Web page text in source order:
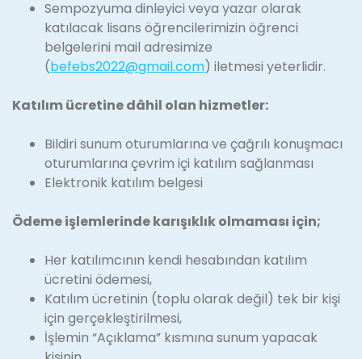
Sempozyuma dinleyici veya yazar olarak
katılacak lisans öğrencilerimizin öğrenci
belgelerini mail adresimize
(befebs2022@gmail.com) iletmesi yeterlidir.
Katılım ücretine dâhil olan hizmetler:
Bildiri sunum oturumlarına ve çağrılı konuşmacı
oturumlarına çevrim içi katılım sağlanması
Elektronik katılım belgesi
Ödeme işlemlerinde karışıklık olmaması için;
Her katılımcının kendi hesabından katılım
ücretini ödemesi,
Katılım ücretinin (toplu olarak değil) tek bir kişi
için gerçekleştirilmesi,
İşlemin “Açıklama” kısmına sunum yapacak